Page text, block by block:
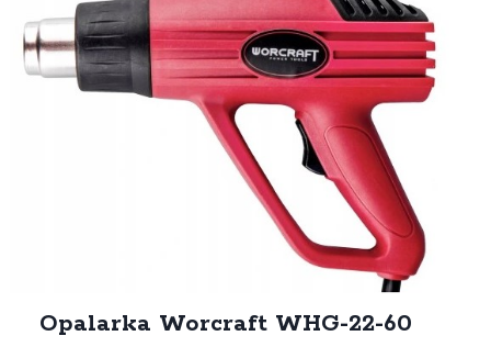
Opalarka Worcraft WHG-22-60